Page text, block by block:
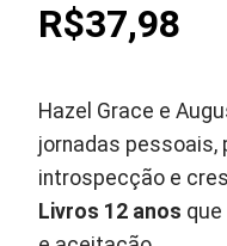
R$37,98
Hazel Grace e
jornadas pessoais,
introspecção e
Livros 12 anos